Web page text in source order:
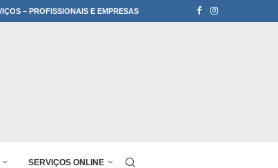
– PROFISSIONAIS E EMPRESAS
SERVIÇOS ONLINE